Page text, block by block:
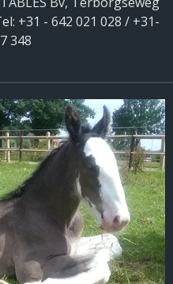
+31 - 642 021 028 / +31-
348